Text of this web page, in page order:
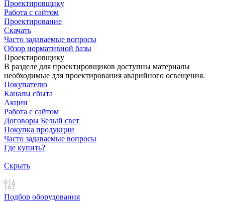
Проектировщику
Работа с сайтом
Проектирование
Скачать
Часто задаваемые вопросы
Обзор нормативной базы
Проектировщику
В разделе для проектировщиков доступны материалы
необходимые для проектирования аварийного освещения.
Покупателю
Каналы сбыта
Акции
Работа с сайтом
Договоры Белый свет
Покупка продукции
Часто задаваемые вопросы
Где купить?
Скрыть
Подбор оборудования